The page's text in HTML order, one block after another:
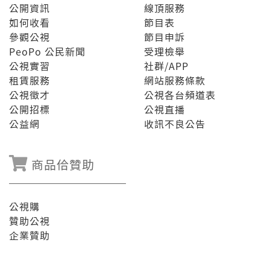
公開資訊
如何收看
參觀公視
PeoPo 公民新聞
公視實習
租賃服務
公視徵才
公開招標
公益網
線頂服務
節目表
節目申訴
受理檢舉
社群/APP
網站服務條款
公視各台頻道表
公視直播
收訊不良公告
商品佮贊助
公視購
贊助公視
企業贊助